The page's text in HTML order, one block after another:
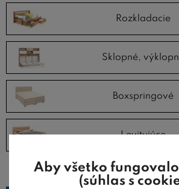
Rozkladacie
Sklopné,
Boxspringové
Levitujúce
Aby všetko
(súhlas s